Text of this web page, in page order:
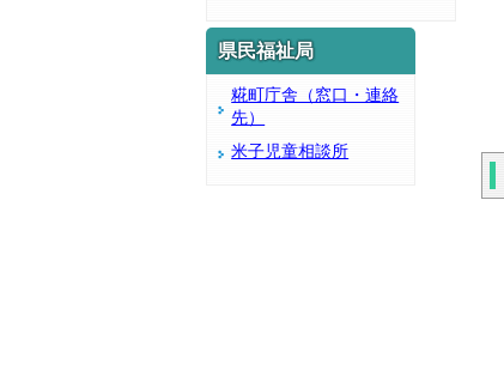
県民福祉局
糀町庁舎（窓口・連絡
先）
米子児童相談所